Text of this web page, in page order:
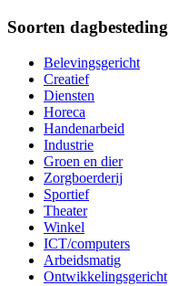
Soorten dagbesteding
Belevingsgericht
Creatief
Diensten
Horeca
Handenarbeid
Industrie
Groen en dier
Zorgboerderij
Sportief
Theater
Winkel
ICT/computers
Arbeidsmatig
Ontwikkelingsgericht